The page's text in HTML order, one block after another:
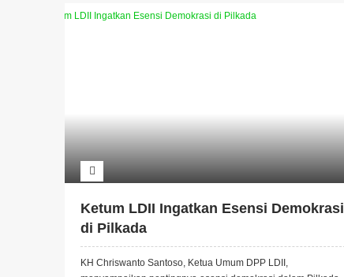
Ketum LDII Ingatkan Esensi Demokrasi
di Pilkada
KH Chriswanto Santoso, Ketua Umum DPP LDII,